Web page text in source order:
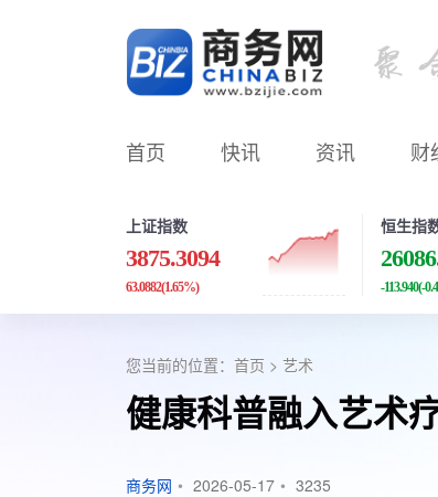
首页 快讯 资讯 财
上证指数
3875.3094
63.0882(1.65%)
恒生指
-113.940(-
您当前的位置： 首页 > 艺术
健康科普融入艺术
商务网 • 2026-05-17 • 3235